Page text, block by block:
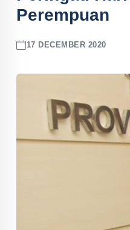
Perempuan
17 DECEMBER 2020